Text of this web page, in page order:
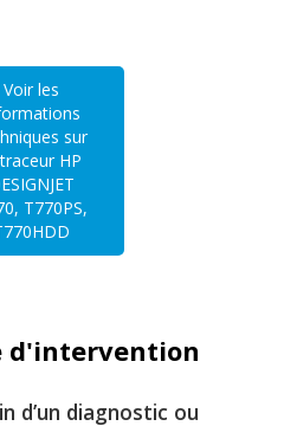
Voir les
sur
HP
T770PS,
d'intervention
d’un diagnostic ou